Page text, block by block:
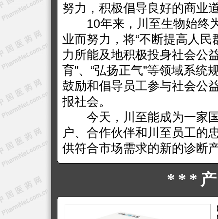
努力，积极倡导良好的商业
10年来，川至生物始终为
业而努力，将“不断提高人
力所能及地积极投身社会公
育”、“弘扬正气”等领域系
鼓励和倡导员工参与社会公
报社会。
今天，川至能成为一家国
户、合作伙伴和川至员工的
供符合市场需求的新的诊断
***